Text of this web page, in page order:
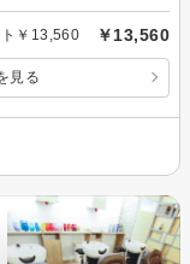
￥13,560 ￥13,560
見る